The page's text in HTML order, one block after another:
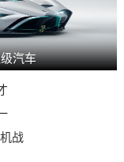
汽车
战